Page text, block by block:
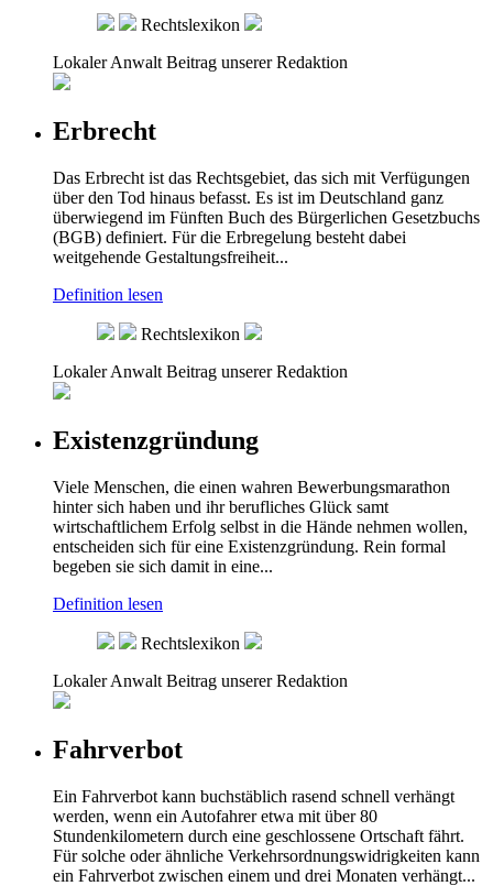
Rechtslexikon
Lokaler Anwalt Beitrag unserer Redaktion
Erbrecht
Das Erbrecht ist das Rechtsgebiet, das sich mit Verfügungen
über den Tod hinaus befasst. Es ist im Deutschland ganz
überwiegend im Fünften Buch des Bürgerlichen Gesetzbuchs
(BGB) definiert. Für die Erbregelung besteht dabei
weitgehende Gestaltungsfreiheit...
Definition lesen
Rechtslexikon
Lokaler Anwalt Beitrag unserer Redaktion
Existenzgründung
Viele Menschen, die einen wahren Bewerbungsmarathon
hinter sich haben und ihr berufliches Glück samt
wirtschaftlichem Erfolg selbst in die Hände nehmen wollen,
entscheiden sich für eine Existenzgründung. Rein formal
begeben sie sich damit in eine...
Definition lesen
Rechtslexikon
Lokaler Anwalt Beitrag unserer Redaktion
Fahrverbot
Ein Fahrverbot kann buchstäblich rasend schnell verhängt
werden, wenn ein Autofahrer etwa mit über 80
Stundenkilometern durch eine geschlossene Ortschaft fährt.
Für solche oder ähnliche Verkehrsordnungswidrigkeiten kann
ein Fahrverbot zwischen einem und drei Monaten verhängt...